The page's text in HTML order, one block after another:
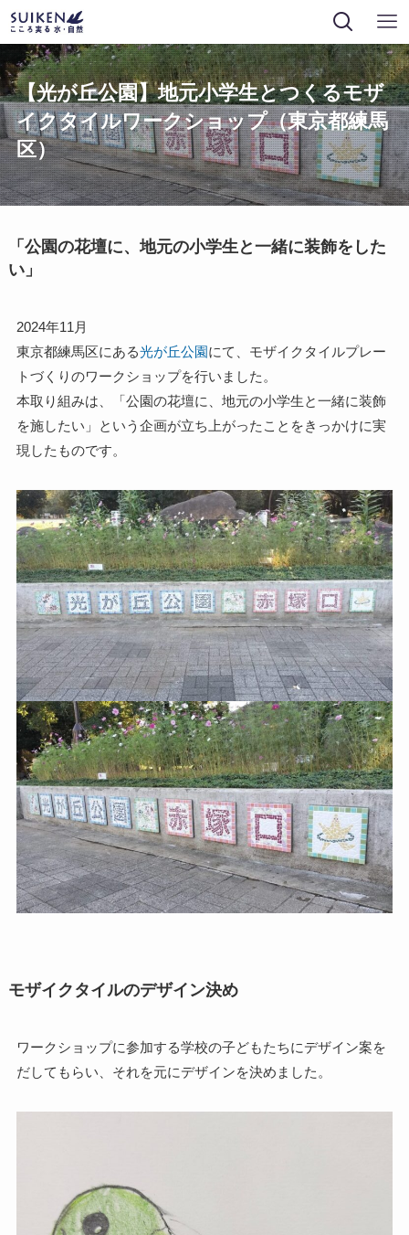
【光が丘公園】地元小学生とつくるモザ
イクタイルワークショップ（東京都練馬
区）
「公園の花壇に、地元の小学生と一緒に装飾をした
い」
2024年11月
東京都練馬区にある光が丘公園にて、モザイクタイルプレー
トづくりのワークショップを行いました。
本取り組みは、「公園の花壇に、地元の小学生と一緒に装飾
を施したい」という企画が立ち上がったことをきっかけに実
現したものです。
モザイクタイルのデザイン決め
ワークショップに参加する学校の子どもたちにデザイン案を
だしてもらい、それを元にデザインを決めました。